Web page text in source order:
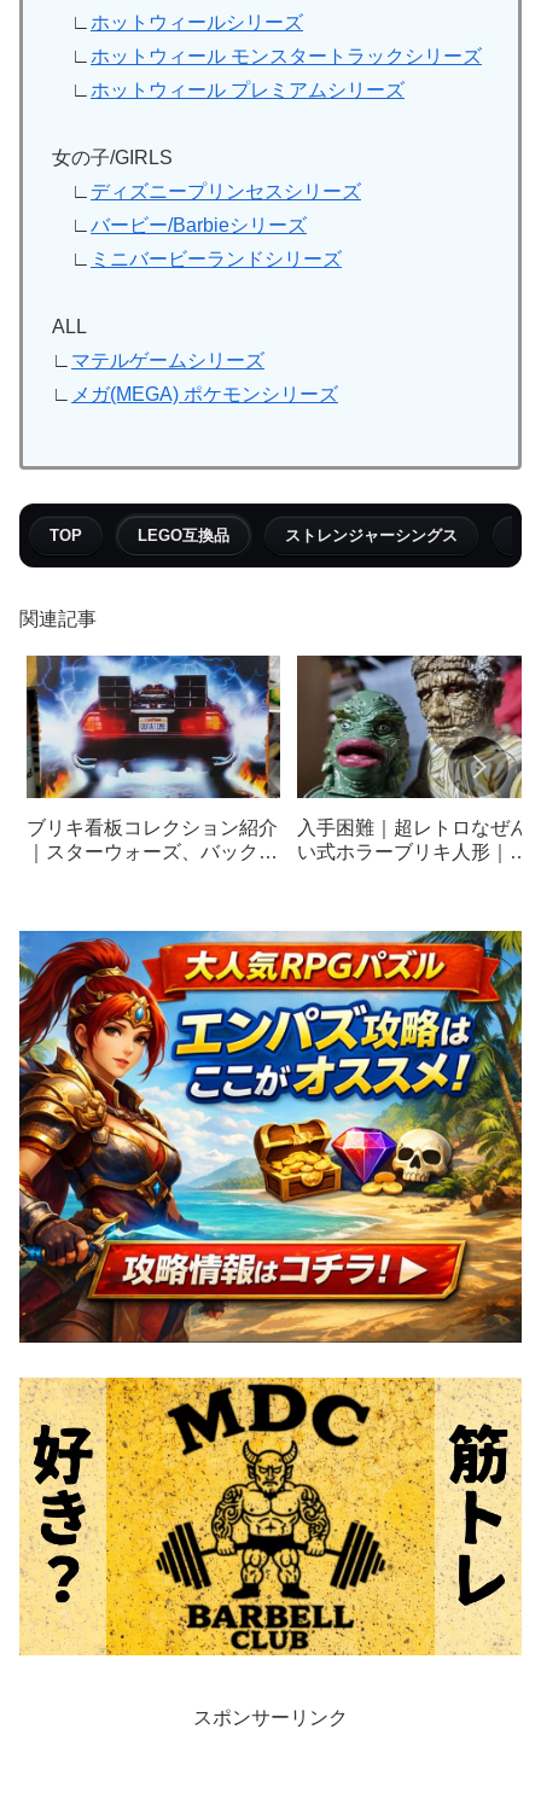
∟ ホットウィールシリーズ
∟ ホットウィール モンスタートラックシリーズ
∟ ホットウィール プレミアムシリーズ
女の子/GIRLS
∟ ディズニープリンセスシリーズ
∟ バービー/Barbieシリーズ
∟
ミニバービーランドシリーズ
ALL
∟ マテルゲームシリーズ
∟
メガ(MEGA) ポケモンシリーズ
TOP LEGO互換品 ストレンジャーシングス
関連記事
ブリキ看板コレクション紹介
｜スターウォーズ、バックト
入手困難｜超レトロなぜん
い式ホラーブリキ人形｜
チャー フロム ザ ブラック
グーン）
スポンサーリンク